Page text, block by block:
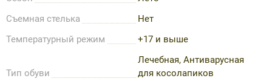
Съемная стелька
Нет
Температурный режим
+17 и выше
Тип обуви
Лечебная, Антиварусная
для косолапиков